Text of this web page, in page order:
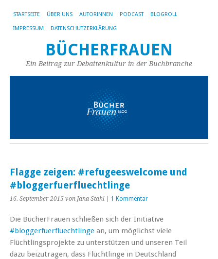
STARTSEITE ÜBER UNS AUTORINNEN PODCAST BLOGROLL
IMPRESSUM DATENSCHUTZERKLÄRUNG
BÜCHERFRAUEN
Ein Beitrag zur Debattenkultur in der Buchbranche
Flagge zeigen: #refugeeswelcome und
#bloggerfuerfluechtlinge
16. September 2015 von Jana Stahl 1 Kommentar
Die BücherFrauen schließen sich der Initiative
#bloggerfuerfluechtlinge an, um möglichst viele
Flüchtlingsprojekte zu unterstützen und unseren Teil
dazu beizutragen, dass Flüchtlinge in Deutschland